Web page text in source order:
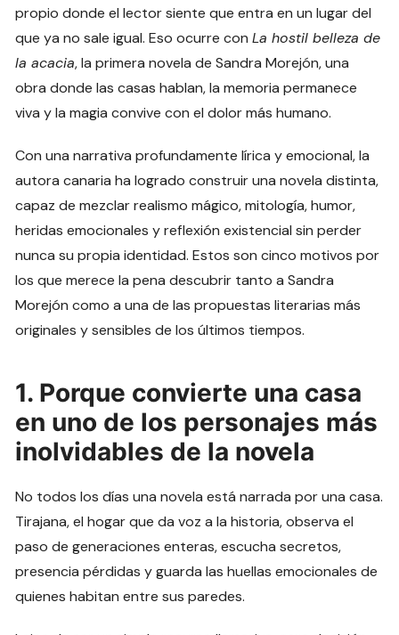
propio donde el lector siente que entra en un lugar del
que ya no sale igual. Eso ocurre conLa hostil belleza de
la acacia, la primera novela de Sandra Morejón, una
obra donde las casas hablan, la memoria permanece
viva y la magia convive con el dolor más humano.
Con una narrativa profundamente lírica y emocional, la
autora canaria ha logrado construir una novela distinta,
capaz de mezclar realismo mágico, mitología, humor,
heridas emocionales y reflexión existencial sin perder
nunca su propia identidad. Estos son cinco motivos por
los que merece la pena descubrir tanto a Sandra
Morejón como a una de las propuestas literarias más
originales y sensibles de los últimos tiempos.
1. Porque convierte una casa
en uno de los personajes más
inolvidables de la novela
No todos los días una novela está narrada por una casa.
Tirajana, el hogar que da voz a la historia, observa el
paso de generaciones enteras, escucha secretos,
presencia pérdidas y guarda las huellas emocionales de
quienes habitan entre sus paredes.